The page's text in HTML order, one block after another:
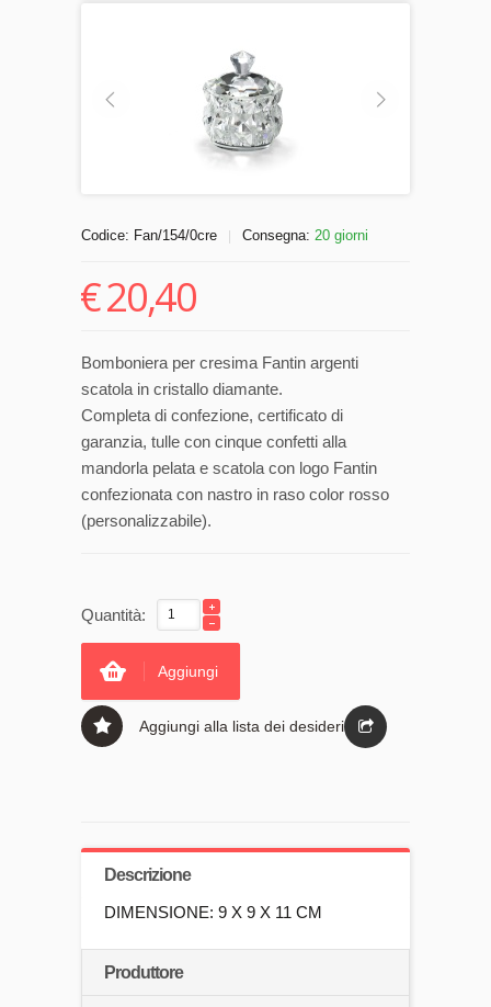
Codice: Fan/154/0cre Consegna: 20 giorni
€20,40
Bomboniera per cresima Fantin argenti
scatola in cristallo diamante.
Completa di confezione, certificato di
garanzia, tulle con cinque confetti alla
mandorla pelata e scatola con logo Fantin
confezionata con nastro in raso color rosso
(personalizzabile).
Quantità:
Aggiungi
Aggiungi alla lista dei desideri
Descrizione
DIMENSIONE: 9 X 9 X 11 CM
Produttore